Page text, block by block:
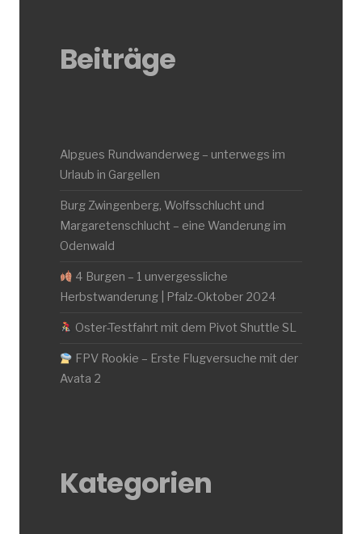
Beiträge
Alpgues Rundwanderweg – unterwegs im
Urlaub in Gargellen
Burg Zwingenberg, Wolfsschlucht und
Margaretenschlucht – eine Wanderung im
Odenwald
4 Burgen – 1 unvergessliche
Herbstwanderung | Pfalz-Oktober 2024
Oster-Testfahrt mit dem Pivot Shuttle SL
FPV Rookie – Erste Flugversuche mit der
Avata 2
Kategorien